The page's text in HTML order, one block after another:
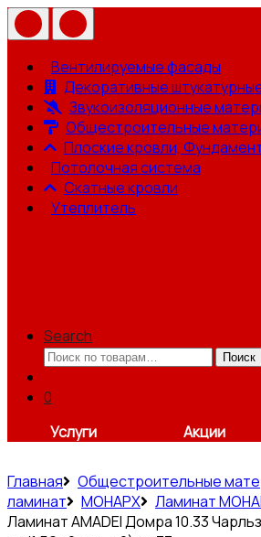
Вентилируемые фасады
Декоративные
Звукоизоляционные
Общестроительные
Плоские кровли,
Потолочная система
Скатные кровли
Утеплитель
Search
Искать:
Поиск
0
Услуги
Акции
Главная Общестроительные
ламинат
МОНАРХ
Ламинат
Ламинат AMADEI Домра 10.33